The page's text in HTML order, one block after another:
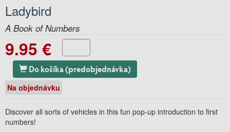
Ladybird
A Book of Numbers
9.95 €
Do košíka (predobjednávka)
Na objednávku
Discover all sorts of vehicles in this fun pop-up introduction to first
numbers!